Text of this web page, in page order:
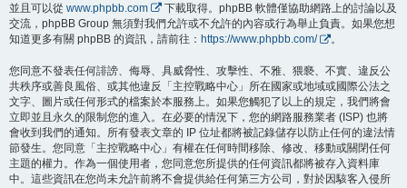
並且可以從 www.phpbb.com
下載取得。phpBB 軟體僅協助網路上的討論以及
交流，phpBB Group 無須對我們允許或不允許的內容或行為舉止負責。如果您想
知道更多有關 phpBB 的資訊，請前往： https://www.phpbb.com/ 。
您同意不發表任何誹謗、侮辱、具威脅性、攻擊性、不雅、猥褻、不實、違反公
共秩序或善良風俗、或其他違反「主控戰略中心」所在國家或地域或國際公法之
文字、圖片或任何形式的檔案於本服務上。如果您觸犯了以上的規定，我們將會
立即並且永久的限制您的進入。在必要的情況下，您的網路服務業者 (ISP) 也將
會收到我們的通知。所有發表文章的 IP 位址都將被記錄儲存以防止任何的違法情
節發生。您同意「主控戰略中心」有權在任何時間移除、修改、移動或關閉任何
主題的權力。作為一個使用者，您同意您所提供的任何資訊都將被存入資料庫
中。這些資訊在您尚未允許前將不會提供給任何第三方公司，對於因駭客入侵所